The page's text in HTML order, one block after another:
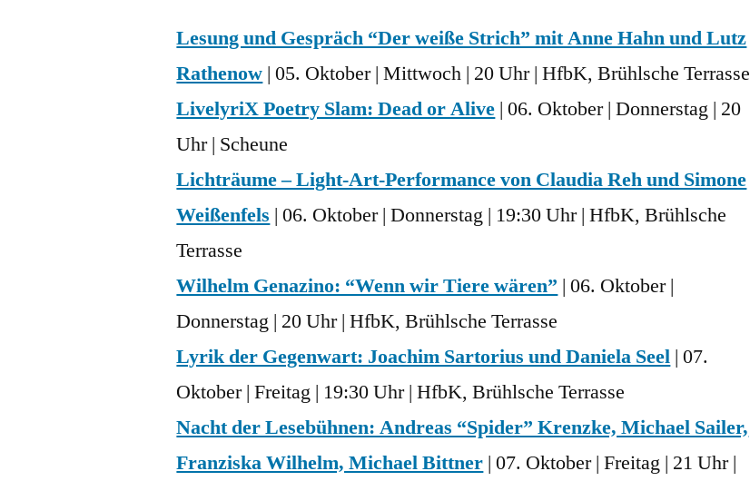
Lesung und Gespräch “Der weiße Strich” mit Anne Hahn und Lutz
Rathenow | 05. Oktober | Mittwoch | 20 Uhr | HfbK, Brühlsche Terrasse
LivelyriX Poetry Slam: Dead or Alive | 06. Oktober | Donnerstag | 20
Uhr | Scheune
Lichträume – Light-Art-Performance von Claudia Reh und Simone
Weißenfels | 06. Oktober | Donnerstag | 19:30 Uhr | HfbK, Brühlsche
Terrasse
Wilhelm Genazino: “Wenn wir Tiere wären” | 06. Oktober |
Donnerstag | 20 Uhr | HfbK, Brühlsche Terrasse
Lyrik der Gegenwart: Joachim Sartorius und Daniela Seel | 07.
Oktober | Freitag | 19:30 Uhr | HfbK, Brühlsche Terrasse
Nacht der Lesebühnen: Andreas “Spider” Krenzke, Michael Sailer,
Franziska Wilhelm, Michael Bittner | 07. Oktober | Freitag | 21 Uhr |